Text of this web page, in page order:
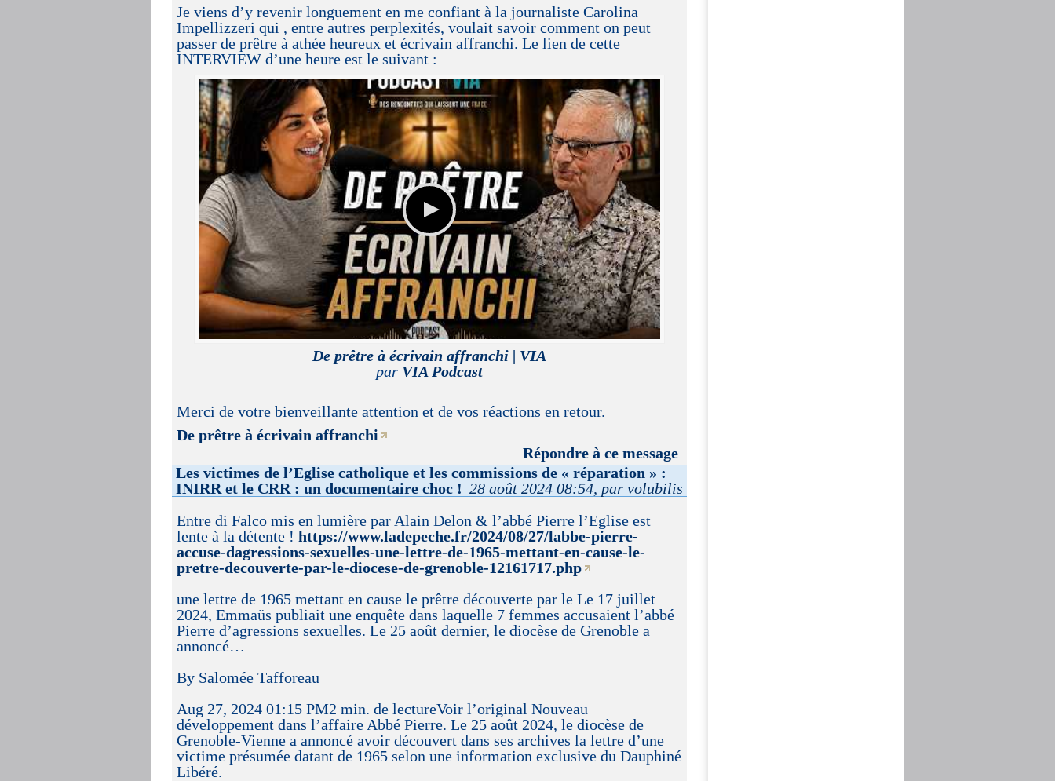
Je viens d’y revenir longuement en me confiant à la journaliste Carolina
Impellizzeri qui , entre autres perplexités, voulait savoir comment on peut
passer de prêtre à athée heureux et écrivain affranchi. Le lien de cette
INTERVIEW d’une heure est le suivant :
De prêtre à écrivain affranchi | VIA
par VIA Podcast
Merci de votre bienveillante attention et de vos réactions en retour.
De prêtre à écrivain affranchi
Répondre à ce message
Les victimes de l’Eglise catholique et les commissions de « réparation » :
INIRR et le CRR : un documentaire choc ! 28 août 2024 08:54, par volubilis
Entre di Falco mis en lumière par Alain Delon & l’abbé Pierre l’Eglise est
lente à la détente !https://www.ladepeche.fr/2024/08/27/labbe-pierre-
accuse-dagressions-sexuelles-une-lettre-de-1965-mettant-en-cause-le-
pretre-decouverte-par-le-diocese-de-grenoble-12161717.php
une lettre de 1965 mettant en cause le prêtre découverte par le Le 17 juillet
2024, Emmaüs publiait une enquête dans laquelle 7 femmes accusaient l’abbé
Pierre d’agressions sexuelles. Le 25 août dernier, le diocèse de Grenoble a
annoncé…
By Salomée Tafforeau
Aug 27, 2024 01:15 PM2 min. de lectureVoir l’original Nouveau
développement dans l’affaire Abbé Pierre. Le 25 août 2024, le diocèse de
Grenoble-Vienne a annoncé avoir découvert dans ses archives la lettre d’une
victime présumée datant de 1965 selon une information exclusive du Dauphiné
Libéré.